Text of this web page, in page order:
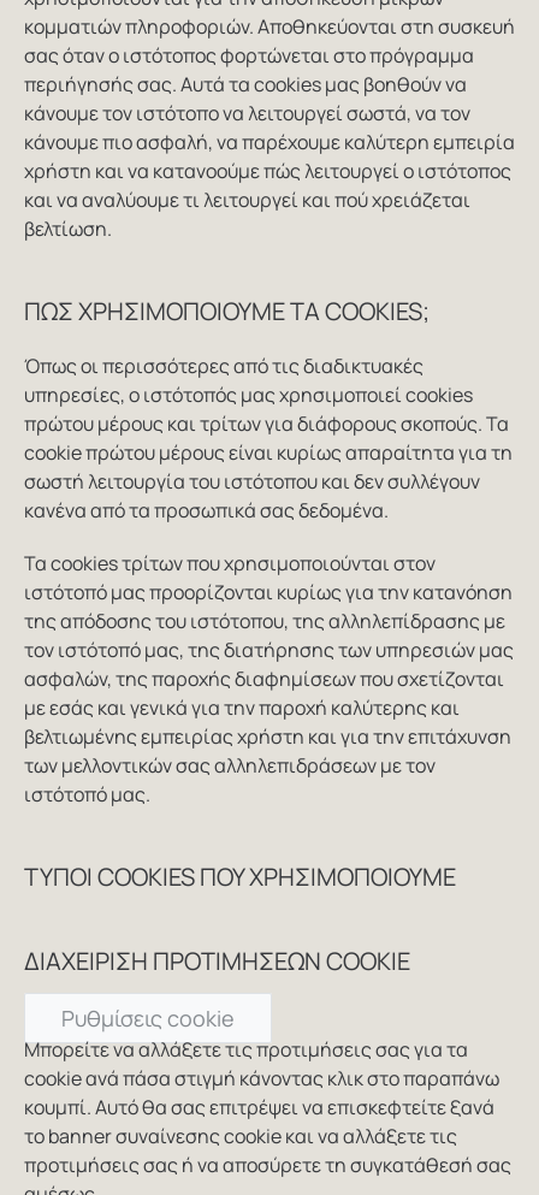
κομματιών πληροφοριών. Αποθηκεύονται στη συσκευή
σας όταν ο ιστότοπος φορτώνεται στο πρόγραμμα
περιήγησής σας. Αυτά τα cookies μας βοηθούν να
κάνουμε τον ιστότοπο να λειτουργεί σωστά, να τον
κάνουμε πιο ασφαλή, να παρέχουμε καλύτερη εμπειρία
χρήστη και να κατανοούμε πώς λειτουργεί ο ιστότοπος
και να αναλύουμε τι λειτουργεί και πού χρειάζεται
βελτίωση.
ΠΏΣ ΧΡΗΣΙΜΟΠΟΙΟΎΜΕ ΤΑ COOKIES;
Όπως οι περισσότερες από τις διαδικτυακές
υπηρεσίες, ο ιστότοπός μας χρησιμοποιεί cookies
πρώτου μέρους και τρίτων για διάφορους σκοπούς. Τα
cookie πρώτου μέρους είναι κυρίως απαραίτητα για τη
σωστή λειτουργία του ιστότοπου και δεν συλλέγουν
κανένα από τα προσωπικά σας δεδομένα.
Τα cookies τρίτων που χρησιμοποιούνται στον
ιστότοπό μας προορίζονται κυρίως για την κατανόηση
της απόδοσης του ιστότοπου, της αλληλεπίδρασης με
τον ιστότοπό μας, της διατήρησης των υπηρεσιών μας
ασφαλών, της παροχής διαφημίσεων που σχετίζονται
με εσάς και γενικά για την παροχή καλύτερης και
βελτιωμένης εμπειρίας χρήστη και για την επιτάχυνση
των μελλοντικών σας αλληλεπιδράσεων με τον
ιστότοπό μας.
ΤΎΠΟΙ COOKIES ΠΟΥ ΧΡΗΣΙΜΟΠΟΙΟΎΜΕ
ΔΙΑΧΕΊΡΙΣΗ ΠΡΟΤΙΜΉΣΕΩΝ COOKIE
Ρυθμίσεις cookie
Μπορείτε να αλλάξετε τις προτιμήσεις σας για τα
cookie ανά πάσα στιγμή κάνοντας κλικ στο παραπάνω
κουμπί. Αυτό θα σας επιτρέψει να επισκεφτείτε ξανά
το banner συναίνεσης cookie και να αλλάξετε τις
προτιμήσεις σας ή να αποσύρετε τη συγκατάθεσή σας